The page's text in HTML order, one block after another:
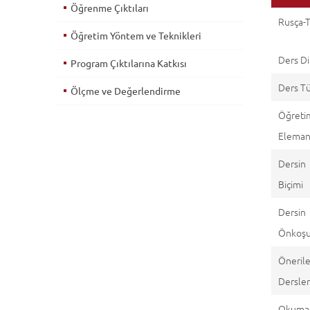
Ders
Ders
Biçimi
Dersin
Dersler
Öğrenme Çıktıları
Öğretim Yöntem ve Teknikleri
Program Çıktılarına Katkısı
Ölçme ve Değerlendirme